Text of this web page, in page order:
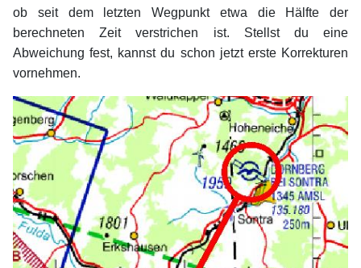
ob seit dem letzten Wegpunkt etwa die Hälfte der
berechneten Zeit verstrichen ist. Stellst du eine
Abweichung fest, kannst du schon jetzt erste Korrekturen
vornehmen.